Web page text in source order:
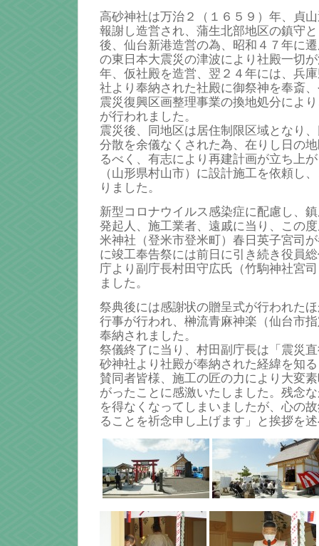
高砂神社は万治２（１６５９）年、貞
報謝し造営され、蒲生北部地区の鎮守
後、仙台新港造営の為、昭和４７年に
の東日本大震災の津波により社殿一切
年、仮社殿を造営、翌２４年には、兵
社より奉納された社殿に御祭神を奉斎
震災復興区画整理事業の換地処分によ
が行われました。
震災後、同地区は居住制限区域となり
分散を余儀なくされた為、在りし日の
るべく、有志により再建計画が立ち上
（山形県村山市）に設計施工を依頼し
りました。
新型コロナウイルス感染症に配慮し、
発起人、施工業者、遠戚に当り、この
米神社（登米市登米町）春日英子宮司
に竣工奉告祭には前日に引き続き役員
庁より副庁長村田守広氏（竹駒神社宮
ました。
祭典後には感謝状の贈呈式が行われた
行事が行われ、榊流青麻神楽（仙台市
奉納されました。
祭儀終了に当り、村田副庁長は「震災
砂神社より社殿が奉納された経緯を知
賛同者皆様、施工の匠の力により大変
がったことに感激いたしました。残念
を得なくなってしまいましたが、心の
ることを祈念申し上げます」と挨拶を